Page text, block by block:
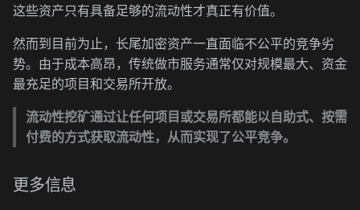
这些资产只有具备足够的流动性才真正有价值。
然而到目前为止，长尾加密资产一直面临不公平的竞争劣
势。由于成本高昂，传统做市服务通常仅对规模最大、资金
最充足的项目和交易所开放。
流动性挖矿通过让任何项目或交易所都能以自助式、按需
付费的方式获取流动性，从而实现了公平竞争。
更多信息